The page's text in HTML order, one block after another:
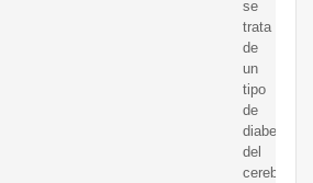
se
trata
de
un
tipo
de
diabetes
del
cerebro